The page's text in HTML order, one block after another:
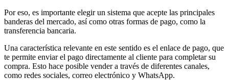
Por eso, es importante elegir un sistema que acepte las principales
banderas del mercado, así como otras formas de pago, como la
transferencia bancaria.
Una característica relevante en este sentido es el enlace de pago, que
te permite enviar el pago directamente al cliente para completar su
compra. Esto hace posible vender a través de diferentes canales,
como redes sociales, correo electrónico y WhatsApp.